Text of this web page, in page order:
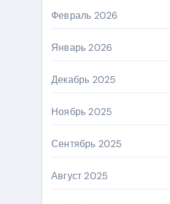
Февраль 2026
Январь 2026
Декабрь 2025
Ноябрь 2025
Сентябрь 2025
Август 2025